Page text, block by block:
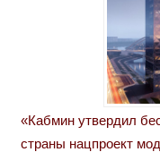
«Кабмин утвердил
страны нацпроект